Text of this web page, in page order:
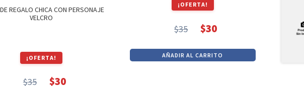
REGALO CHICA CON PERSONAJE
VELCRO
¡OFERTA!
$35 $30
¡OFERTA!
$35
precio
original
$30
precio
actual
AÑADIR AL CARRITO